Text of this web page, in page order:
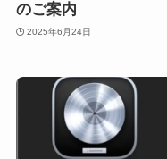
のご案内
2025年6月24日